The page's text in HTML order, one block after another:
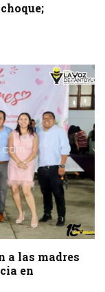
a las madres
en